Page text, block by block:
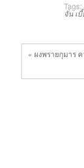
Tags:
จั่นเ
« ผงพรายกุมาร